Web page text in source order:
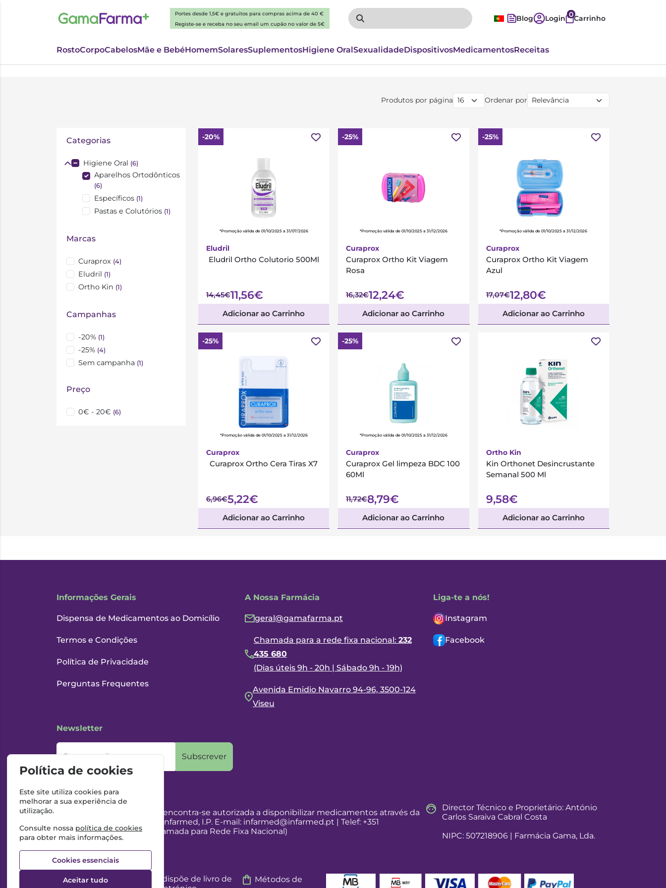
Portes desde 1,5€ e gratuitos para compras acima de 40 €
Registe-se e receba no seu email um cupão no valor de 5€
Blog Login 0Carrinho
RostoCorpoCabelosMãe e BebéHomemSolaresSuplementosHigiene OralSexualidadeDispositivosMedicamentosReceitas
Produtos por página Ordenar por
Categorias
Higiene Oral (6)
Aparelhos Ortodônticos
(6)
Específicos (1)
Pastas e Colutórios (1)
Marcas
Curaprox (4)
Eludril (1)
Ortho Kin (1)
Campanhas
-20% (1)
-25% (4)
Sem campanha (1)
Preço
0€ - 20€ (6)
-20%
*Promoção válida de 01/10/2025 a 31/07/2026
Eludril
Eludril Ortho Colutorio 500Ml
14,45€11,56€
Adicionar ao Carrinho
-25%
*Promoção válida de 01/10/2025 a 31/12/2026
Curaprox
Curaprox Ortho Kit Viagem
Rosa
16,32€12,24€
Adicionar ao Carrinho
-25%
*Promoção válida de 01/10/2025 a 31/12/2026
Curaprox
Curaprox Ortho Kit Viagem
Azul
17,07€12,80€
Adicionar ao Carrinho
-25%
*Promoção válida de 01/10/2025 a 31/12/2026
Curaprox
Curaprox Ortho Cera Tiras X7
6,96€5,22€
Adicionar ao Carrinho
-25%
*Promoção válida de 01/10/2025 a 31/12/2026
Curaprox
Curaprox Gel limpeza BDC 100
60Ml
11,72€8,79€
Adicionar ao Carrinho
Ortho Kin
Kin Orthonet Desincrustante
Semanal 500 Ml
9,58€
Adicionar ao Carrinho
Informações Gerais
Dispensa de Medicamentos ao Domicílio
Termos e Condições
Política de Privacidade
Perguntas Frequentes
A Nossa Farmácia
geral@gamafarma.pt
Chamada para a rede fixa nacional: 232
435 680
(Dias úteis 9h - 20h | Sábado 9h - 19h)
Avenida Emidio Navarro 94-96, 3500-124
Viseu
Liga-te a nós!
Instagram
Facebook
Newsletter
O seu email Subscrever
Esta Farmácia encontra-se autorizada a disponibilizar medicamentos através da
Internet, pelo Infarmed, I.P. E-mail: infarmed@infarmed.pt | Telef: +351
217987100 (Chamada para Rede Fixa Nacional)
Director Técnico e Proprietário: António
Carlos Saraiva Cabral Costa
NIPC: 507218906 | Farmácia Gama, Lda.
Esta Farmácia dispõe de livro de
Métodos de
Política de cookies
Este site utiliza cookies para
melhorar a sua experiência de
utilização.
Consulte nossa política de cookies
para obter mais informações.
Cookies essenciais
Aceitar tudo